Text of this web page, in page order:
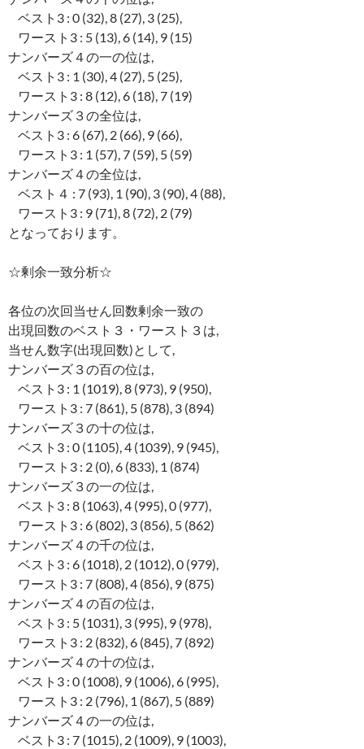
ベスト3 : 0 (32), 8 (27), 3 (25),
ワースト3 : 5 (13), 6 (14), 9 (15)
ナンバーズ４の一の位は,
ベスト3 : 1 (30), 4 (27), 5 (25),
ワースト3 : 8 (12), 6 (18), 7 (19)
ナンバーズ３の全位は,
ベスト3 : 6 (67), 2 (66), 9 (66),
ワースト3 : 1 (57), 7 (59), 5 (59)
ナンバーズ４の全位は,
ベスト４ : 7 (93), 1 (90), 3 (90), 4 (88),
ワースト3 : 9 (71), 8 (72), 2 (79)
となっております。
☆剰余一致分析☆
各位の次回当せん回数剰余一致の
出現回数のベスト３・ワースト３は,
当せん数字(出現回数)として,
ナンバーズ３の百の位は,
ベスト3 : 1 (1019), 8 (973), 9 (950),
ワースト3 : 7 (861), 5 (878), 3 (894)
ナンバーズ３の十の位は,
ベスト3 : 0 (1105), 4 (1039), 9 (945),
ワースト3 : 2 (0), 6 (833), 1 (874)
ナンバーズ３の一の位は,
ベスト3 : 8 (1063), 4 (995), 0 (977),
ワースト3 : 6 (802), 3 (856), 5 (862)
ナンバーズ４の千の位は,
ベスト3 : 6 (1018), 2 (1012), 0 (979),
ワースト3 : 7 (808), 4 (856), 9 (875)
ナンバーズ４の百の位は,
ベスト3 : 5 (1031), 3 (995), 9 (978),
ワースト3 : 2 (832), 6 (845), 7 (892)
ナンバーズ４の十の位は,
ベスト3 : 0 (1008), 9 (1006), 6 (995),
ワースト3 : 2 (796), 1 (867), 5 (889)
ナンバーズ４の一の位は,
ベスト3 : 7 (1015), 2 (1009), 9 (1003),